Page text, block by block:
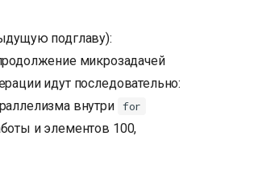
подглаву):
микрозадачей
идут последовательно:
внутри for
и элементов 100,